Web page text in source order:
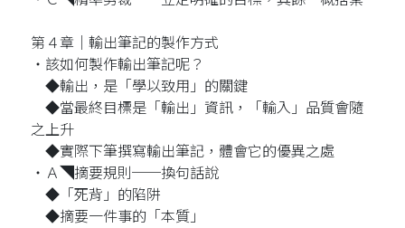
第４章│輸出筆記的製作方式
‧該如何製作輸出筆記呢？
◆輸出，是「學以致用」的關鍵
◆當最終目標是「輸出」資訊，「輸入」品質會隨
之上升
◆實際下筆撰寫輸出筆記，體會它的優異之處
‧Ａ◥摘要規則──換句話說
◆「死背」的陷阱
◆摘要一件事的「本質」